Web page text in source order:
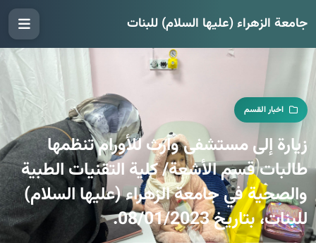
جامعة الزهراء (عليها السلام) للبنات
اخبار القسم
زيارة إلى مستشفى وارث للأورام تنظمها
طالبات قسم الأشعة/ كلية التقنيات الطبية
والصحية في جامعة الزهراء (عليها السلام)
للبنات، بتاريخ 08/01/2023.